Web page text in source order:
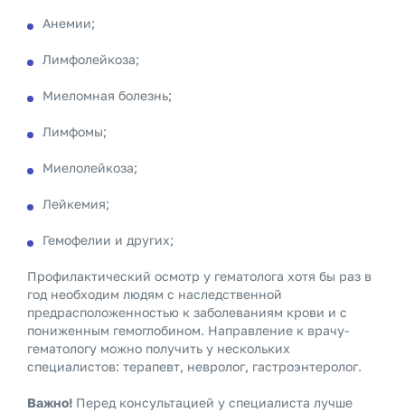
Анемии;
Лимфолейкоза;
Миеломная болезнь;
Лимфомы;
Миелолейкоза;
Лейкемия;
Гемофелии и других;
Профилактический осмотр у гематолога хотя бы раз в
год необходим людям с наследственной
предрасположенностью к заболеваниям крови и с
пониженным гемоглобином. Направление к врачу-
гематологу можно получить у нескольких
специалистов: терапевт, невролог, гастроэнтеролог.
Важно! Перед консультацией у специалиста лучше